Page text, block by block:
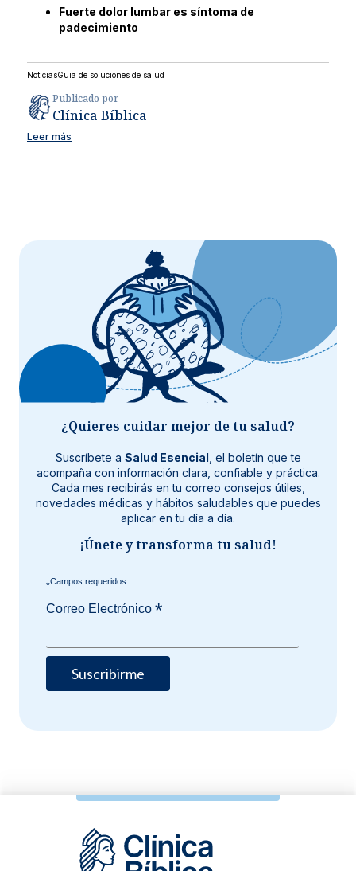
Fuerte dolor lumbar es síntoma de
padecimiento
NoticiasGuia de soluciones de salud
Publicado por
Clínica Bíblica
Leer más
¿Quieres cuidar mejor de tu salud?
Suscríbete a Salud Esencial , el boletín que te
acompaña con información clara, confiable y práctica.
Cada mes recibirás en tu correo consejos útiles,
novedades médicas y hábitos saludables que puedes
aplicar en tu día a día.
¡Únete y transforma tu salud!
*
Correo Electrónico*